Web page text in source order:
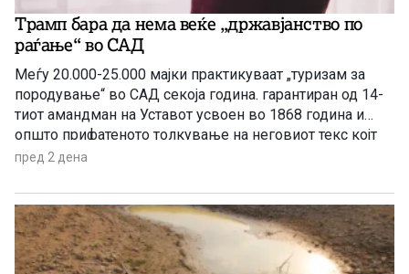
Трамп бара да нема веќе „државјанство по
раѓање“ во САД
Меѓу 20.000-25.000 мајки практикуваат „туризам за
породување“ во САД секоја година. гарантиран од 14-
тиот амандман на Уставот усвоен во 1868 година и
општо прифатеното толкување на неговиот текс којт
гарантира државјанство на речиси секој роден во САД
пред 2 дена